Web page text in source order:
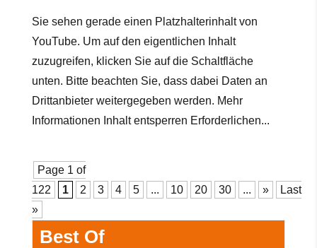
Sie sehen gerade einen Platzhalterinhalt von
YouTube. Um auf den eigentlichen Inhalt
zuzugreifen, klicken Sie auf die Schaltfläche
unten. Bitte beachten Sie, dass dabei Daten an
Drittanbieter weitergegeben werden. Mehr
Informationen Inhalt entsperren Erforderlichen...
Page 1 of
122
1 2 3 4 5 ... 10 20 30 ... »
Last
»
Best Of